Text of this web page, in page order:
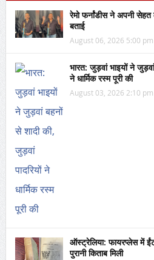
रेमो फर्नांडीस ने अपनी
बताई
August 06, 2026 5:00 pm
भारत: जुड़वां भाइयों ने
ने धार्मिक रस्म पूरी की
August 03, 2026 2:10 pm
ऑस्ट्रेलिया: फायरप्लेस में
पुरानी किताब मिली